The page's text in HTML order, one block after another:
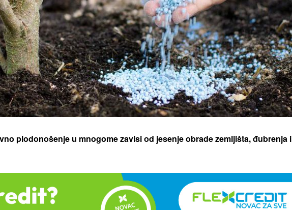
plodonošenje u mnogome zavisi od jesenje obrade zemljišta, đubrenja i